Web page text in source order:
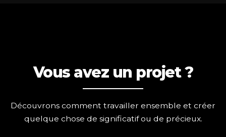
Vous avez un projet ?
Découvrons comment travailler ensemble et créer
quelque chose de significatif ou de précieux.